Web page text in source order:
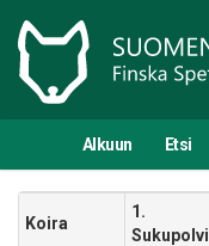
Alkuun Etsi
Koira
1.
Sukupolvi